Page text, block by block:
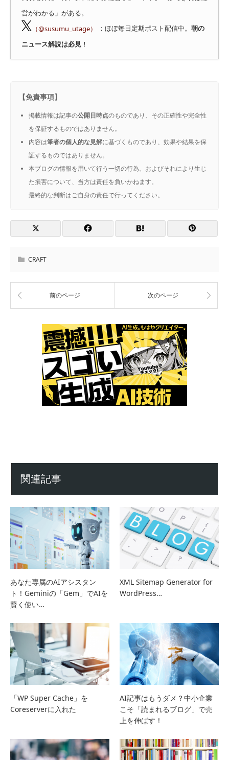
営がわかる」がある。
（@susumu_utage）
：ほぼ毎日定期ポスト配信中。 朝の
ニュース解説は必見 ！
【免責事項】
掲載情報は記事の公開日時点のものであり、その正確性や完全性
を保証するものではありません。
内容は筆者の個人的な見解に基づくものであり、効果や結果を保
証するものではありません。
本ブログの情報を用いて行う一切の行為、およびそれにより生じ
た損害について、当方は責任を負いかねます。
最終的な判断はご自身の責任で行ってください。
CRAFT
前のページ 次のページ
関連記事
あなた専属のAIアシスタン
ト！Geminiの「Gem」でAIを
賢く使い…
XML Sitemap Generator for
WordPress…
「WP Super Cache」を
Coreserverに入れた
AI記事はもうダメ？中小企業
こそ「読まれるブログ」で売
上を伸ばす！